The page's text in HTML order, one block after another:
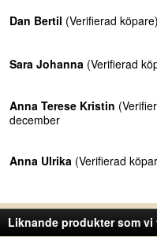
Dan Bertil (Verifierad
Sara Johanna (Verifierad
Anna Terese Kristin
december
Anna Ulrika (Verifierad
Liknande produkter som